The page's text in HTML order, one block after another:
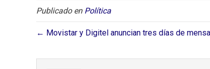
Publicado en Política
← Movistar y Digitel anuncian tres días de